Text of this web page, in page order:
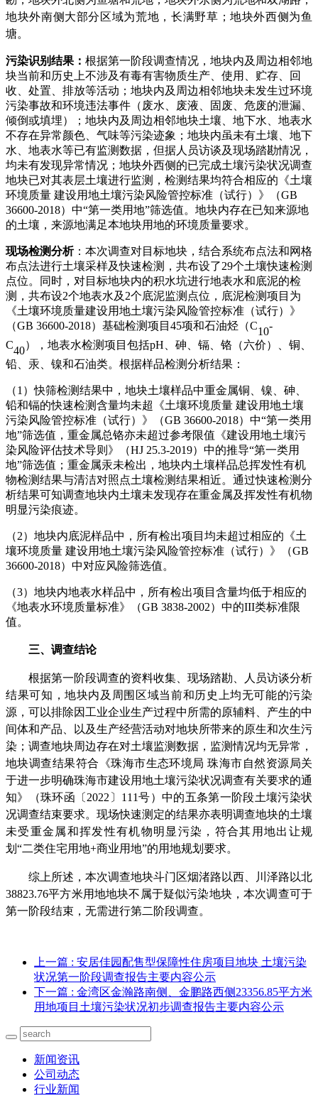
地块外南侧大部分区域为荒地，长满野草；地块外西侧为鱼
塘。
污染识别结果 ： 根据第一阶段调查情况， 地块内及周边相邻地
块当前和历史上不涉及有毒有害物质生产、使用、贮存、回
收、处置、排放等活动；地块内及周边相邻地块未发生过环境
污染事故和环境违法事件（废水、废液、固废、危废的泄漏、
倾倒或填埋）；地块内及周边相邻地块土壤、地下水、地表水
不存在异常颜色、气味等污染迹象；地块内虽未有土壤、地下
水、地表水等已有监测数据 ， 但据人员访谈及现场踏勘情况，
均未有发现异常情况 ；地块外西侧的已完成土壤污染状况调查
地块已对其表层土壤进行监测，检测结果均符合相应的 《土壤
环境质量 建设用地土壤污染风险管控标准（试行）》（GB
36600-2018）中“第一类用地”筛选值。 地块内存在已知来源地
的土壤，来源地满足本地块用地的环境质量要求。
现场检测分析：本次调查对目标地块，结合系统布点法和网格
布点法进行土壤采样及快速检测，共布设了29个土壤快速检测
点位。同时，对目标地块内的积水坑进行地表水和底泥的检
测，共布设2个地表水及 2个底泥监测点位，底泥检测项目为
《土壤环境质量建设用地土壤污染风险管控标准（试行）》
（GB 36600-2018）基础检测项目 45项和石油烃（C10-
C40），地表水检测项目包括pH 、砷、镉、铬（六价）、铜、
铅、汞、镍和石油类。根据样品检测分析结果：
（1 ）快筛检测结果中，地块土壤样品中重金属铜、镍、砷、
铅和镉的快速检测含量均未超《土壤环境质量 建设用地土壤
污染风险管控标准（试行）》（GB 36600-2018）中“第一类用
地”筛选值，重金属总铬亦未超过参考限值《建设用地土壤污
染风险评估技术导则》（HJ 25.3-2019）中的推导“第一类用
地”筛选值；重金属汞未检出，地块内土壤样品总挥发性有机
物检测结果与清洁对照点土壤检测结果相近。通过快速检测分
析结果可知调查地块内土壤未发现存在重金属及挥发性有机物
明显污染痕迹。
（2）地块内底泥样品中，所有检出项目均未超过相应的《土
壤环境质量 建设用地土壤污染风险管控标准（试行）》（GB
36600-2018）中对应风险筛选值。
（3）地块内地表水样品中，所有检出项目含量均低于相应的
《地表水环境质量标准》（GB 3838-2002）中的III类标准限
值。
三、调查结论
根据第一阶段调查的资料收集、现场踏勘、人员访谈分析
结果可知，地块内及周围区域当前和历史上均无可能的污染
源，可以排除因工业企业生产过程中所需的原辅料、产生的中
间体和产品、以及生产经营活动对地块所带来的原生和次生污
染；调查地块周边存在对土壤监测数据，监测情况均无异常，
地块调查结果符合《珠海市生态环境局 珠海市自然资源局关
于进一步明确珠海市建设用地土壤污染状况调查有关要求的通
知》（珠环函〔 2022 〕 111号）中的五条第一阶段土壤污染状
况调查结束要求。现场快速测定的结果亦表明调查地块的土壤
未受重金属和挥发性有机物明显污染，符合其用地出让规
划“二类住宅用地+商业用地”的用地规划要求。
综上所述，本次调查地块斗门区烟渚路以西、川泽路以北
38823.76平方米用地地块不属于疑似污染地块，本次调查可于
第一阶段结束，无需进行第二阶段调查。
上一篇 : 安居佳园配售型保障性住房项目地块 土壤污染
状况第一阶段调查报告主要内容公示
下一篇 : 金湾区金瀚路南侧、金鹏路西侧23356.85平方米
用地项目土壤污染状况初步调查报告主要内容公示
新闻资讯
公司动态
行业新闻